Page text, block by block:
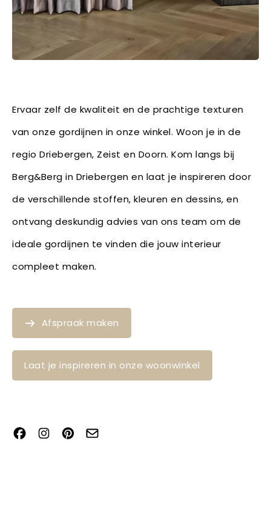
Ervaar zelf de kwaliteit en de prachtige texturen
van onze gordijnen in onze winkel. Woon je in de
regio Driebergen, Zeist en Doorn. Kom langs bij
Berg&Berg in Driebergen en laat je inspireren door
de verschillende stoffen, kleuren en dessins, en
ontvang deskundig advies van ons team om de
ideale gordijnen te vinden die jouw interieur
compleet maken.
Afspraak maken
Laat je inspireren in onze woonwinkel